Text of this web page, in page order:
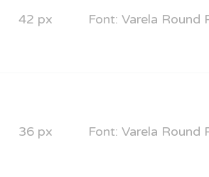
42 px Font: Varela Round
36 px Font: Varela Round